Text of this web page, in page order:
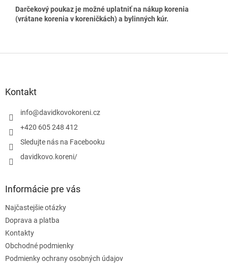
Darčekový poukaz je možné uplatniť na nákup korenia
(vrátane korenia v koreničkách) a bylinných kúr.
Kontakt
info@davidkovokoreni.cz
+420 605 248 412
Sledujte nás na Facebooku
davidkovo.koreni/
Informácie pre vás
Najčastejšie otázky
Doprava a platba
Kontakty
Obchodné podmienky
Podmienky ochrany osobných údajov